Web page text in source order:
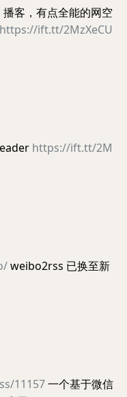
客，有点全能的网空
https://ift.tt/2MzXeCU
https://ift.tt/2M
weibo2rss 已换至新
11157一个基于微信